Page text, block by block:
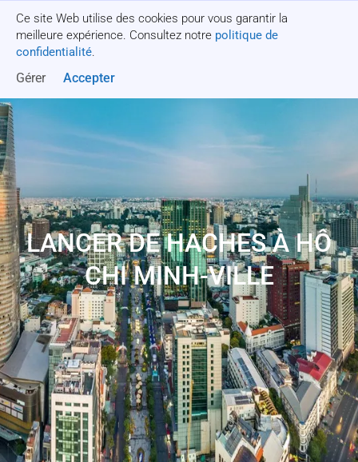
Ce site Web utilise des cookies pour vous garantir la
meilleure expérience. Consultez notre politique de
confidentialité.
Gérer Accepter
Obtenez un devis
LANCER DE HACHES À HÔ
CHI MINH-VILLE